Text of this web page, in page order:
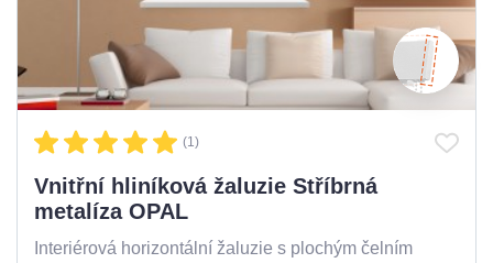
(1)
Vnitřní hliníková žaluzie Stříbrná
metalíza OPAL
Interiérová horizontální žaluzie s plochým čelním